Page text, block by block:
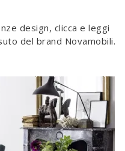
design, clicca e leggi
del brand Novamobili.